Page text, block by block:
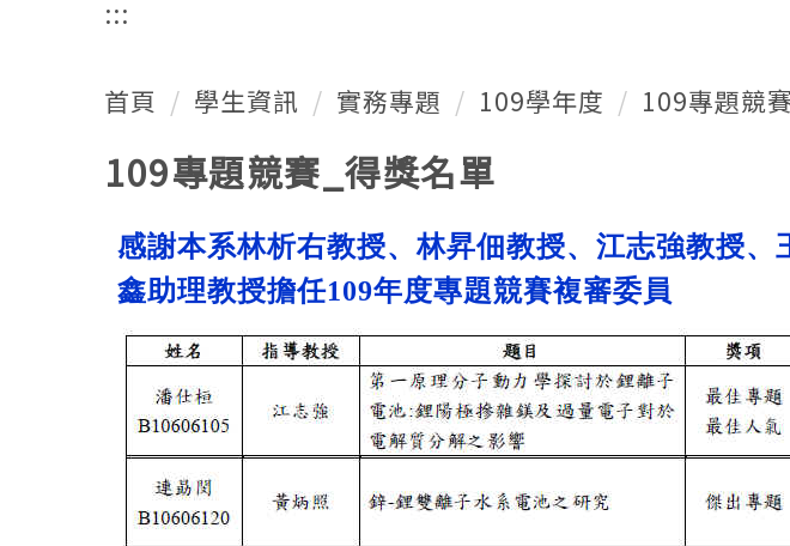
:::
首頁 學生資訊 實務專題 109學年度 109專題競
109專題競賽_得獎名單
感謝本系林析右教授、林昇佃教授、江志強教授
鑫助理教授擔任109年度專題競賽複審委員